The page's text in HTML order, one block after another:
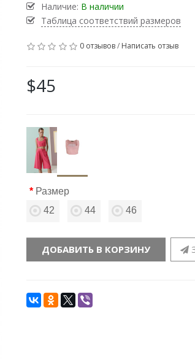
Наличие: В наличии
Таблица соответствий размеров
0 отзывов/ Написать отзыв
$45
Размер
42
44 46
ДОБАВИТЬ В КОРЗИНУ